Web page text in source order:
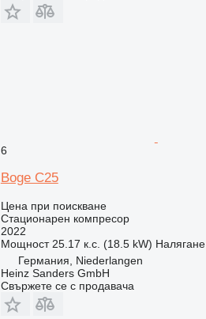
6
Boge C25
Цена при поискване
Стационарен компресор
2022
Мощност 25.17 к.с. (18.5 kW) Налягане
Германия, Niederlangen
Heinz Sanders GmbH
Свържете се с продавача